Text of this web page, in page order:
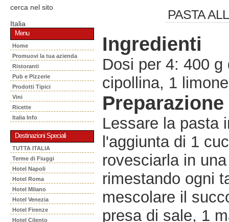
cerca nel sito
Italia
Menu
Home
Promuovi la tua azienda
Ristoranti
Pub e Pizzerie
Prodotti Tipici
Vini
Ricette
Italia Info
Destinazioni Speciali
TUTTA ITALIA
Terme di Fiuggi
Hotel Napoli
Hotel Roma
Hotel Milano
Hotel Venezia
Hotel Firenze
Hotel Cilento
PASTA
Ingredienti
Dosi per 4: 400
cipollina, 1
Preparazione
Lessare la pasta
l'aggiunta di 1
rovesciarla in
rimestando ogni
mescolare il
presa di sale, 1